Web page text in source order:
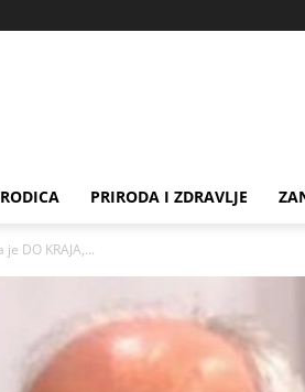
PRIRODA I ZDRAVLJE
DO KRAJA,...